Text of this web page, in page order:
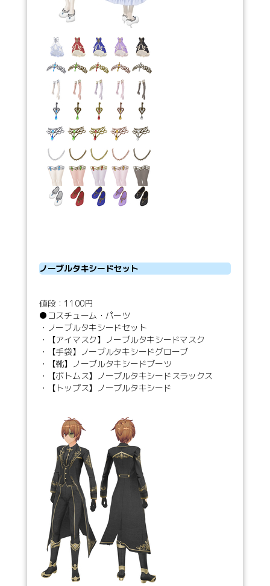
ノーブルタキシードセット
値段：1100円
●コスチューム・パーツ
・ノーブルタキシードセット
・【アイマスク】ノーブルタキシードマスク
・【手袋】ノーブルタキシードグローブ
・【靴】ノーブルタキシードブーツ
・【ボトムス】ノーブルタキシードスラックス
・【トップス】ノーブルタキシード